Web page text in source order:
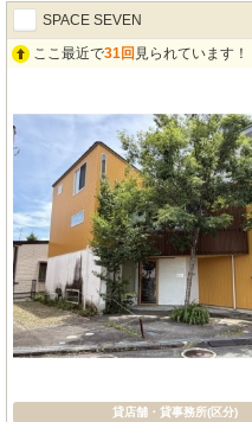
SPACE SEVEN
ここ最近で31回 見られています！
貸店舗・貸事務所(区分)